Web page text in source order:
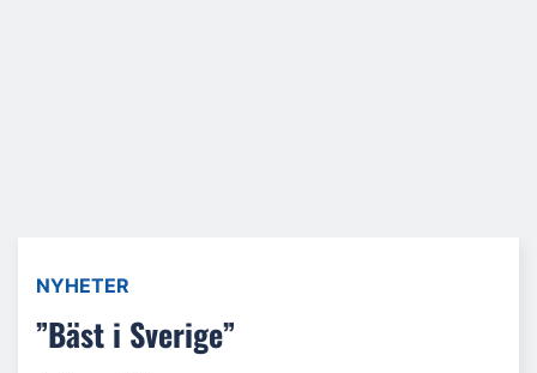
NYHETER
”Bäst i Sverige”